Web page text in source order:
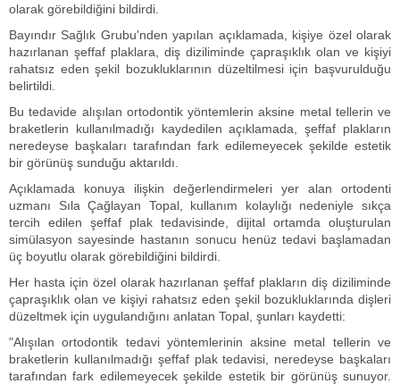
olarak görebildiğini bildirdi.
Bayındır Sağlık Grubu'nden yapılan açıklamada, kişiye özel olarak
hazırlanan şeffaf plaklara, diş diziliminde çapraşıklık olan ve kişiyi
rahatsız eden şekil bozukluklarının düzeltilmesi için başvurulduğu
belirtildi.
Bu tedavide alışılan ortodontik yöntemlerin aksine metal tellerin ve
braketlerin kullanılmadığı kaydedilen açıklamada, şeffaf plakların
neredeyse başkaları tarafından fark edilemeyecek şekilde estetik
bir görünüş sunduğu aktarıldı.
Açıklamada konuya ilişkin değerlendirmeleri yer alan ortodenti
uzmanı Sıla Çağlayan Topal, kullanım kolaylığı nedeniyle sıkça
tercih edilen şeffaf plak tedavisinde, dijital ortamda oluşturulan
simülasyon sayesinde hastanın sonucu henüz tedavi başlamadan
üç boyutlu olarak görebildiğini bildirdi.
Her hasta için özel olarak hazırlanan şeffaf plakların diş diziliminde
çapraşıklık olan ve kişiyi rahatsız eden şekil bozukluklarında dişleri
düzeltmek için uygulandığını anlatan Topal, şunları kaydetti:
"Alışılan ortodontik tedavi yöntemlerinin aksine metal tellerin ve
braketlerin kullanılmadığı şeffaf plak tedavisi, neredeyse başkaları
tarafından fark edilemeyecek şekilde estetik bir görünüş sunuyor.